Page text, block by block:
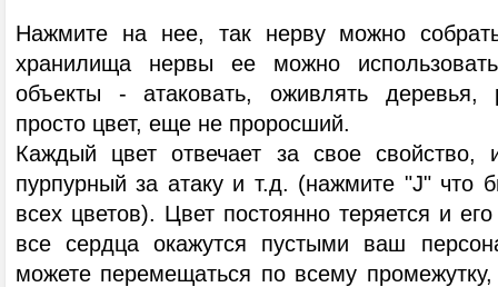
Нажмите на нее, так нерву можно
хранилища нервы ее можно
объекты - атаковать, оживлять деревья,
просто цвет, еще не проросший.
Каждый цвет отвечает за свое свойство,
пурпурный за атаку и т.д. (нажмите "J" что
всех цветов). Цвет постоянно теряется и
все сердца окажутся пустыми ваш
можете перемещаться по всему